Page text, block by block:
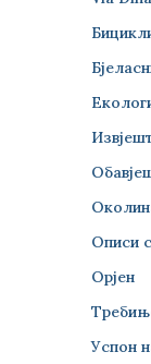
Описи
Орјен
Успон